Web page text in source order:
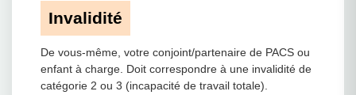
Invalidité
De vous-même, votre conjoint/partenaire de PACS ou
enfant à charge. Doit correspondre à une invalidité de
catégorie 2 ou 3 (incapacité de travail totale).